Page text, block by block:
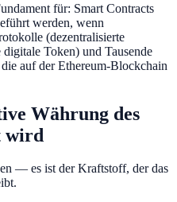
für: Smart Contracts
werden, wenn
(dezentralisierte
Token) und Tausende
auf der Ethereum-Blockchain
Währung des
wird
— es ist der Kraftstoff, der das